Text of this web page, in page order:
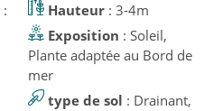
:
Hauteur: 3-4m
Exposition : Soleil,
Plante adaptée au Bord de
mer
type de sol : Drainant,